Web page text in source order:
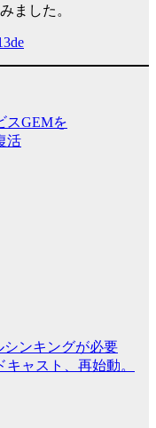
ました。
スGEMを
活
シンキングが必要
ャスト、再始動。